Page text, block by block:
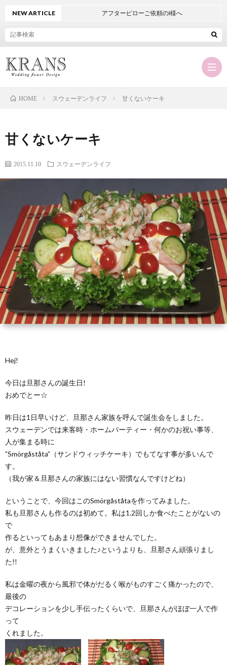
に
つ
い
て
オ
ー
ダ
ー
商
品
一
リ
ン
ド
お
い
客
お
せ
NEW ARTICLE アフターピローご依頼のI様へ
HOME スウェーデンライフ 甘くないケーキ
甘くないケーキ
2015.11.10 スウェーデンライフ
Hej!
今日は旦那さんの誕生日!
おめでとー☆
昨日は1日早いけど、旦那さん家族を呼んで誕生会をしました。
スウェーデンでは来客時・ホームパーティー・何かのお祝い事等、
人が集まる時に
”Smörgåståta”（サンドウィッチケーキ）でもてなす事が多いんで
す。
（我が家＆旦那さんの家族にはない習慣なんですけどね）
ということで、今回はこのSmörgåståtaを作ってみました。
私も旦那さんも作るのは初めて。私は1.2回しか食べたことがないの
で
作るといってもあまり想像ができませんでした。
が、意外とうまくいきました♪というよりも、旦那さん頑張りまし
た!!
私は金曜の夜から風邪で体がだるく喉がものすごく痛かったので、
最後の
デコレーションを少し手伝ったくらいで、旦那さんがほぼ一人で作
って
くれました。